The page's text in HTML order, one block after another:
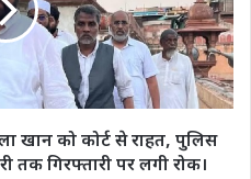
खान को कोर्ट से राहत, पुलिस
तक गिरफ्तारी पर लगी रोक।